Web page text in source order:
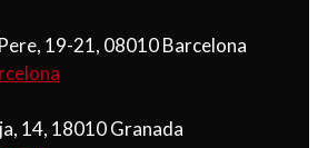
19-21, 08010 Barcelona
14, 18010 Granada